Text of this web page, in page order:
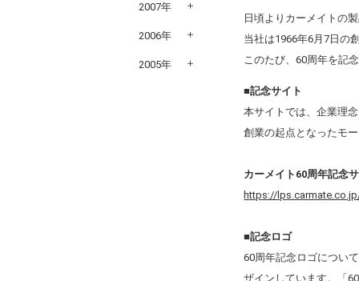
日頃よりカーメイトの
当社は1966年6月7日の
このたび、60周年を記
■記念サイト
本サイトでは、企業理
創業の起点となったモ
カーメイト60周年記念
https://
■記念ロゴ
60周年記念ロゴについ
ザインしています。「
2007年
2006年
2005年